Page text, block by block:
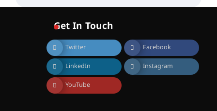
എൻ ഹയർ സെക്കൻഡറി
വിദ്യാർത്ഥികൾ
August 6, 2026
സർഗ്ഗസാഹിതി-
കവിതാസംഗമം 2026 കവിതാ
ചർച്ച കാട്ടൂർ, ടി. കെ. ബാലൻ
ഹാളിൽ 16ന്
Get In Touch
Twitter Facebook
LinkedIn Instagram
YouTube